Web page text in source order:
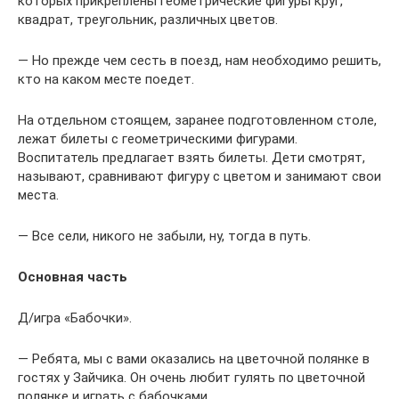
квадрат, треугольник, различных цветов.
— Но прежде чем сесть в поезд, нам необходимо решить,
кто на каком месте поедет.
На отдельном стоящем, заранее подготовленном столе,
лежат билеты с геометрическими фигурами.
Воспитатель предлагает взять билеты. Дети смотрят,
называют, сравнивают фигуру с цветом и занимают свои
места.
— Все сели, никого не забыли, ну, тогда в путь.
Основная часть
Д/игра «Бабочки».
— Ребята, мы с вами оказались на цветочной полянке в
гостях у Зайчика. Он очень любит гулять по цветочной